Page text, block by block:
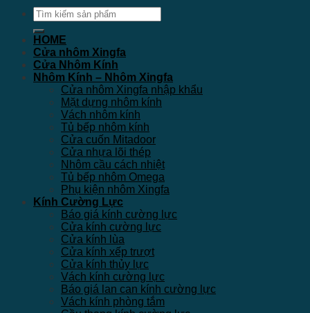
Tìm
kiếm:
HOME
Cửa nhôm Xingfa
Cửa Nhôm Kính
Nhôm Kính – Nhôm Xingfa
Cửa nhôm Xingfa nhập khẩu
Mặt dựng nhôm kính
Vách nhôm kính
Tủ bếp nhôm kính
Cửa cuốn Mitadoor
Cửa nhựa lõi thép
Nhôm cầu cách nhiệt
Tủ bếp nhôm Omega
Phụ kiện nhôm Xingfa
Kính Cường Lực
Báo giá kính cường lực
Cửa kính cường lực
Cửa kính lùa
Cửa kính xếp trượt
Cửa kính thủy lực
Vách kính cường lực
Báo giá lan can kính cường lực
Vách kính phòng tắm